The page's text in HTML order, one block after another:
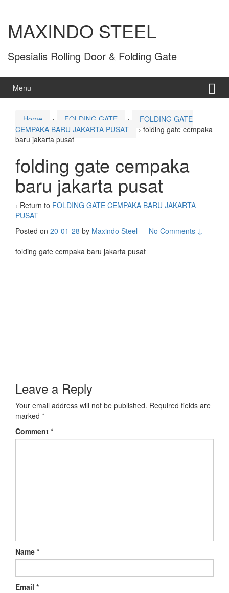
MAXINDO STEEL
Spesialis Rolling Door & Folding Gate
Menu
Home › FOLDING GATE ›
FOLDING GATE
CEMPAKA BARU JAKARTA PUSAT
› folding gate cempaka
baru jakarta pusat
folding gate cempaka
baru jakarta pusat
‹ Return to FOLDING GATE CEMPAKA BARU JAKARTA
PUSAT
Posted on 20-01-28 by Maxindo Steel — No Comments ↓
folding gate cempaka baru jakarta pusat
Leave a Reply
Your email address will not be published. Required fields are
marked *
Comment *
Name *
Email *